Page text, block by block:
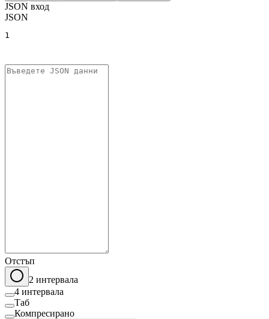
JSON вход
JSON
1
Отстъп
2 интервала
4 интервала
Таб
Компресирано